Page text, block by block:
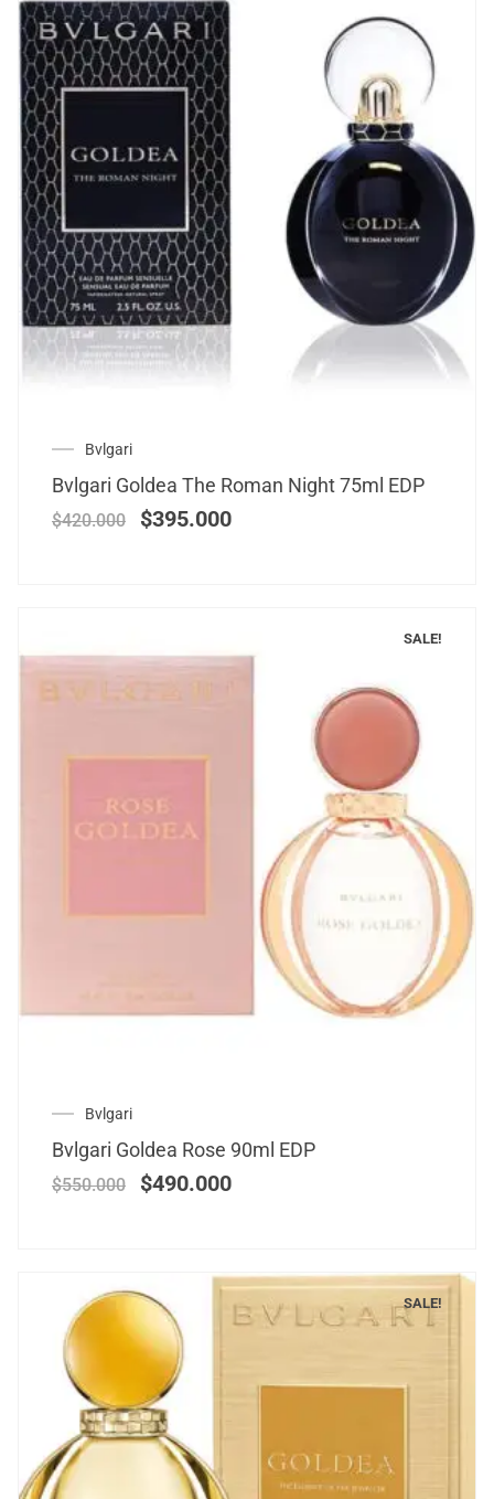
Bvlgari
Bvlgari Goldea The Roman Night 75ml EDP
$420.000 $395.000
SALE!
Bvlgari
Bvlgari Goldea Rose 90ml EDP
$550.000 $490.000
SALE!